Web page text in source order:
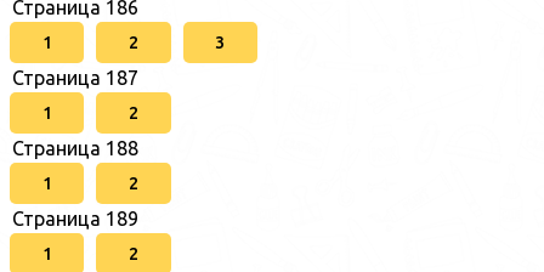
Страница 186
1 2 3
Страница 187
1 2
Страница 188
1 2
Страница 189
1 2